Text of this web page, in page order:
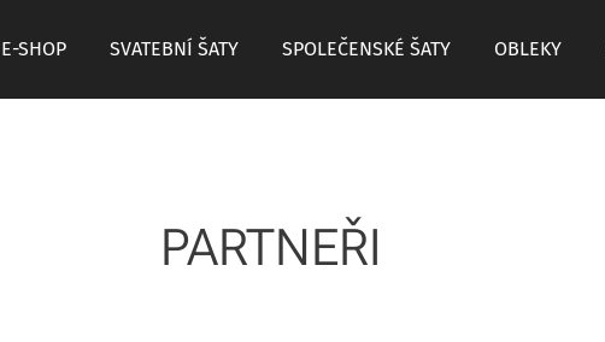
E-SHOP SVATEBNÍ ŠATY SPOLEČENSKÉ ŠATY OBLEKY
PARTNEŘI